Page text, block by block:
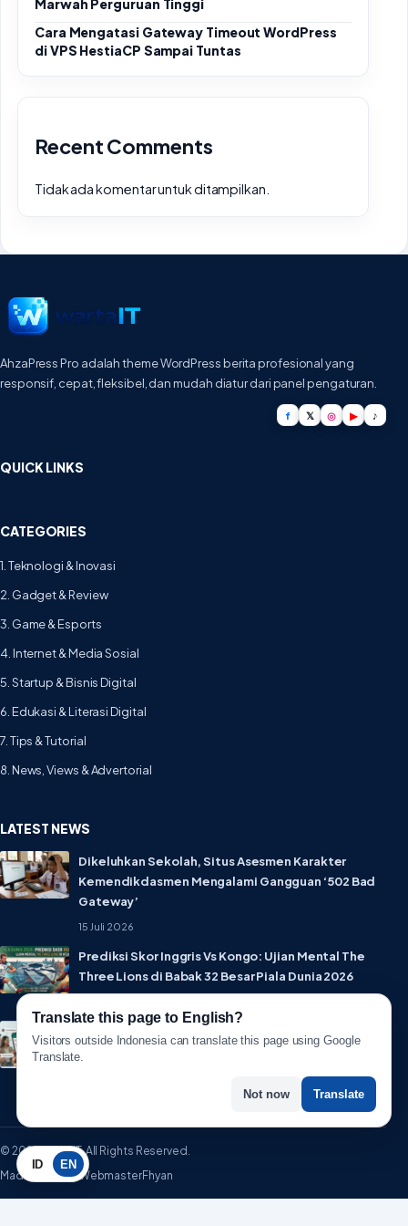
Marwah Perguruan Tinggi
Cara Mengatasi Gateway Timeout WordPress
di VPS HestiaCP Sampai Tuntas
Recent Comments
Tidak ada komentar untuk ditampilkan.
AhzaPress Pro adalah theme WordPress berita profesional yang
responsif, cepat, fleksibel, dan mudah diatur dari panel pengaturan.
f 𝕏 ◎ ▶ ♪
QUICK LINKS
CATEGORIES
1. Teknologi & Inovasi
2. Gadget & Review
3. Game & Esports
4. Internet & Media Sosial
5. Startup & Bisnis Digital
6. Edukasi & Literasi Digital
7. Tips & Tutorial
8. News, Views & Advertorial
LATEST NEWS
Dikeluhkan Sekolah, Situs Asesmen Karakter
Kemendikdasmen Mengalami Gangguan ‘502 Bad
Gateway’
15 Juli 2026
Prediksi Skor Inggris Vs Kongo: Ujian Mental The
Three Lions di Babak 32 Besar Piala Dunia 2026
Tak Perlu Lagi Sebar Nomor HP
© 2026 WartaIT. All Rights Reserved.
Made with ♥ by WebmasterFhyan
ID EN
Translate this page to English?
Visitors outside Indonesia can translate this page using Google
Translate.
Not now Translate